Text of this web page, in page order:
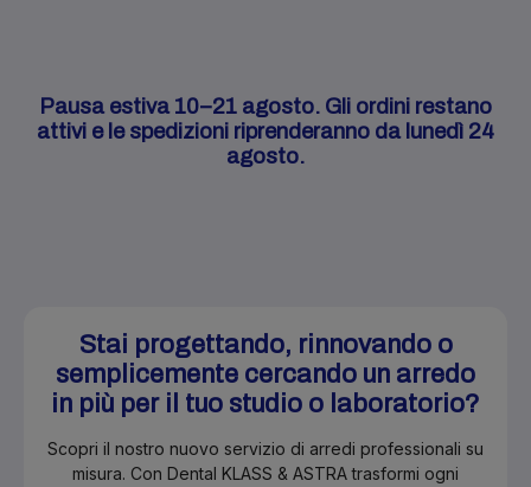
Pausa estiva 10–21 agosto. Gli ordini restano
attivi e le spedizioni riprenderanno da lunedì 24
agosto.
Stai progettando, rinnovando o
semplicemente cercando un arredo
in più per il tuo studio o laboratorio?
Scopri il nostro nuovo servizio di arredi professionali su
misura. Con Dental KLASS & ASTRA trasformi ogni